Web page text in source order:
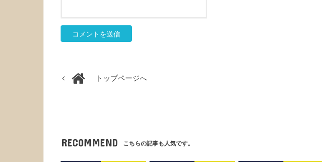
トップページへ
RECOMMEND こちらの記事も人気です。